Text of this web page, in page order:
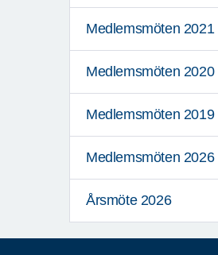
Medlemsmöten 2021
Medlemsmöten 2020
Medlemsmöten 2019
Medlemsmöten 2026
Årsmöte 2026